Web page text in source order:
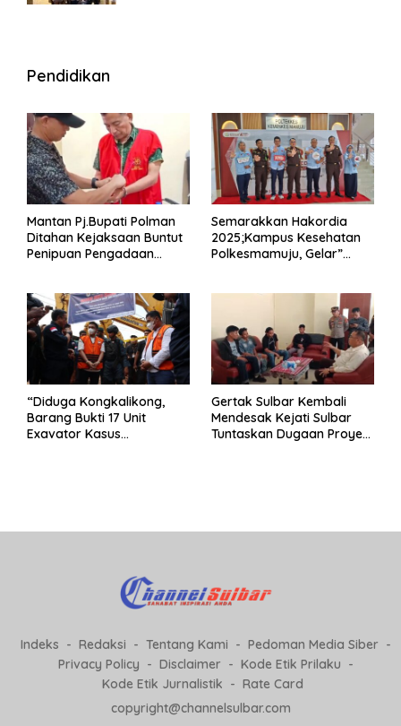
Pendidikan
Mantan Pj.Bupati Polman
Ditahan Kejaksaan Buntut
Penipuan Pengadaan
Semarakkan Hakordia
2025;Kampus Kesehatan
Polkesmamuju, Gelar”
“Diduga Kongkalikong,
Barang Bukti 17 Unit
Exavator Kasus
Gertak Sulbar Kembali
Mendesak Kejati Sulbar
Tuntaskan Dugaan Proyek
Indeks Redaksi Tentang Kami
Pedoman Media Siber
Privacy Policy
Disclaimer
Kode Etik Prilaku
Kode Etik Jurnalistik
Rate Card
copyright@channelsulbar.com